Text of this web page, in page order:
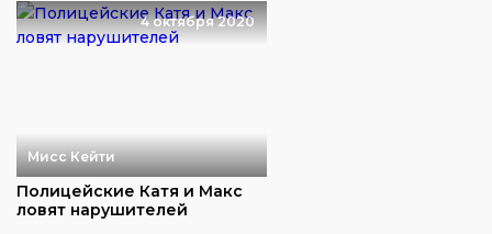
4 октября 2020
Мисс Кейти
Полицейские Катя и Макс
ловят нарушителей